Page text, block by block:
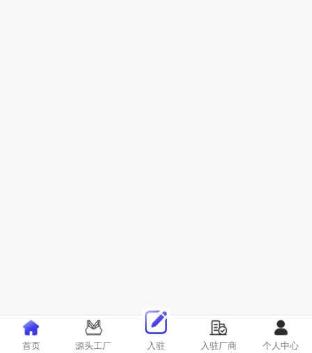
首页 源头工厂 入驻 入驻厂商 个人中心